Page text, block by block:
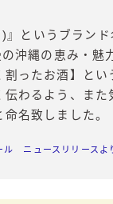
)』というブラン
沖縄の恵み・魅
割ったお酒】と
わるよう、また
名致しました。
ル ニュースリリースよ